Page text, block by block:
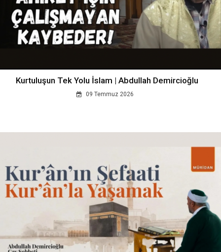
Kurtuluşun Tek Yolu İslam | Abdullah Demircioğlu
09 Temmuz 2026